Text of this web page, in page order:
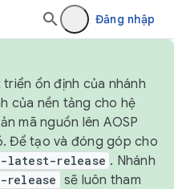
Đăng nhập
ổn định của nhánh
của nền tảng cho hệ
mã nguồn lên AOSP
Để tạo và đóng góp cho
latest-release . Nhánh
sẽ luôn tham